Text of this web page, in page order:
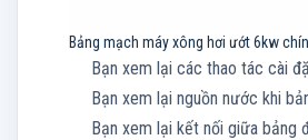
Bảng mạch máy xông hơi ướt 6kw
Bạn xem lại các thao tác cài
Bạn xem lại nguồn nước khi
Bạn xem lại kết nối giữa bảng